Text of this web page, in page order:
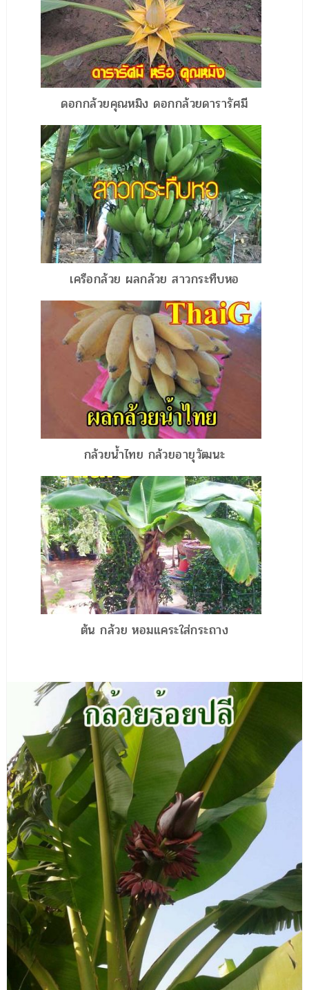
ดอกกล้วยคุณหมิง ดอกกล้วยดารารัศมี
เครือกล้วย ผลกล้วย สาวกระทืบหอ
กล้วยน้ำไทย กล้วยอายุวัฒนะ
ต้น กล้วย หอมแคระใส่กระถาง